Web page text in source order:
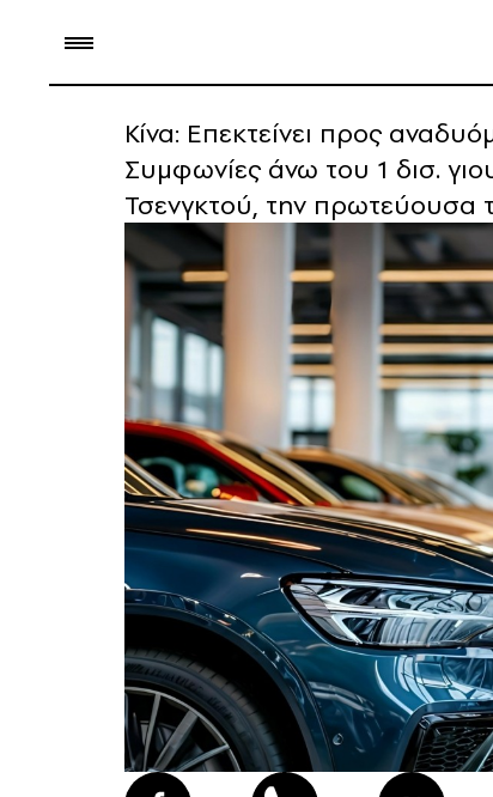
Κίνα: Επεκτείνει προς
Συμφωνίες άνω του 1 δισ.
Τσενγκτού, την πρωτεύουσα